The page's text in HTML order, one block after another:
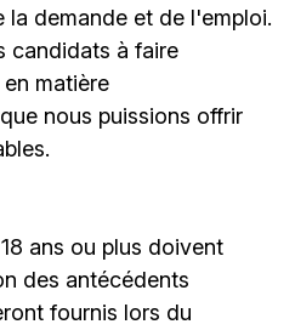
demande et de l'emploi.
candidats à faire
matière
nous puissions offrir
ans ou plus doivent
des antécédents
fournis lors du